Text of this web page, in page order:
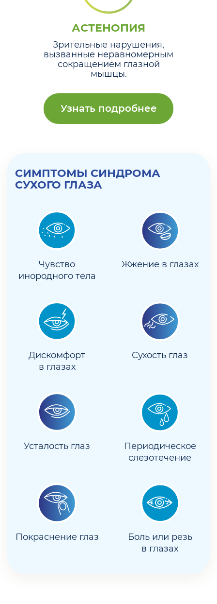
АСТЕНОПИЯ
Зрительные нарушения,
вызванные неравномерным
сокращением глазной
мышцы.
Узнать подробнее
СИМПТОМЫ СИНДРОМА
СУХОГО ГЛАЗА
Чувство
инородного тела
Жжение в глазах
Дискомфорт
в глазах
Сухость глаз
Усталость глаз
Периодическое
слезотечение
Покраснение глаз
Боль или резь
в глазах